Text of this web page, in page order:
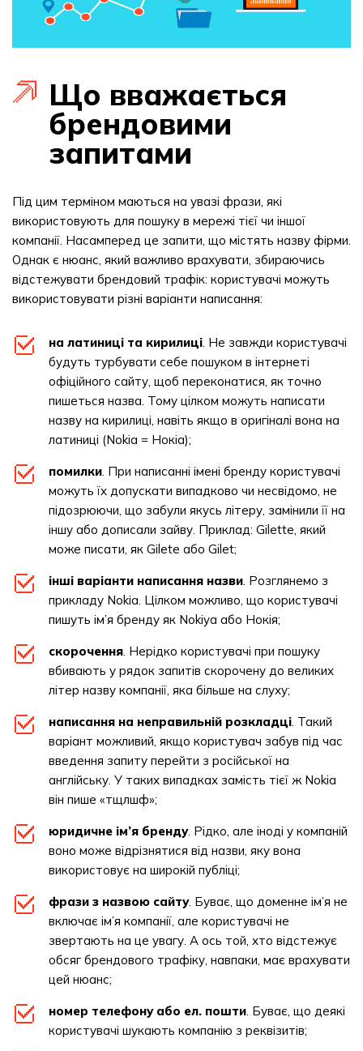
Що вважається
брендовими
запитами
Під цим терміном маються на увазі фрази, які
використовують для пошуку в мережі тієї чи іншої
компанії. Насамперед це запити, що містять назву фірми.
Однак є нюанс, який важливо врахувати, збираючись
відстежувати брендовий трафік: користувачі можуть
використовувати різні варіанти написання:
на латиниці та кирилиці. Не завжди користувачі
будуть турбувати себе пошуком в інтернеті
офіційного сайту, щоб переконатися, як точно
пишеться назва. Тому цілком можуть написати
назву на кирилиці, навіть якщо в оригіналі вона на
латиниці (Nokia = Нокіа);
помилки. При написанні імені бренду користувачі
можуть їх допускати випадково чи несвідомо, не
підозрюючи, що забули якусь літеру, замінили її на
іншу або дописали зайву. Приклад: Gilette, який
може писати, як Gilete або Gilet;
інші варіанти написання назви. Розглянемо з
прикладу Nokia. Цілком можливо, що користувачі
пишуть ім’я бренду як Nokiya або Нокія;
скорочення. Нерідко користувачі при пошуку
вбивають у рядок запитів скорочену до великих
літер назву компанії, яка більше на слуху;
написання на неправильній розкладці. Такий
варіант можливий, якщо користувач забув під час
введення запиту перейти з російської на
англійську. У таких випадках замість тієї ж Nokia
він пише «тщлшф»;
юридичне ім’я бренду. Рідко, але іноді у компаній
воно може відрізнятися від назви, яку вона
використовує на широкій публіці;
фрази з назвою сайту. Буває, що доменне ім’я не
включає ім’я компанії, але користувачі не
звертають на це увагу. А ось той, хто відстежує
обсяг брендового трафіку, навпаки, має врахувати
цей нюанс;
номер телефону або ел. пошти. Буває, що деякі
користувачі шукають компанію з реквізитів;